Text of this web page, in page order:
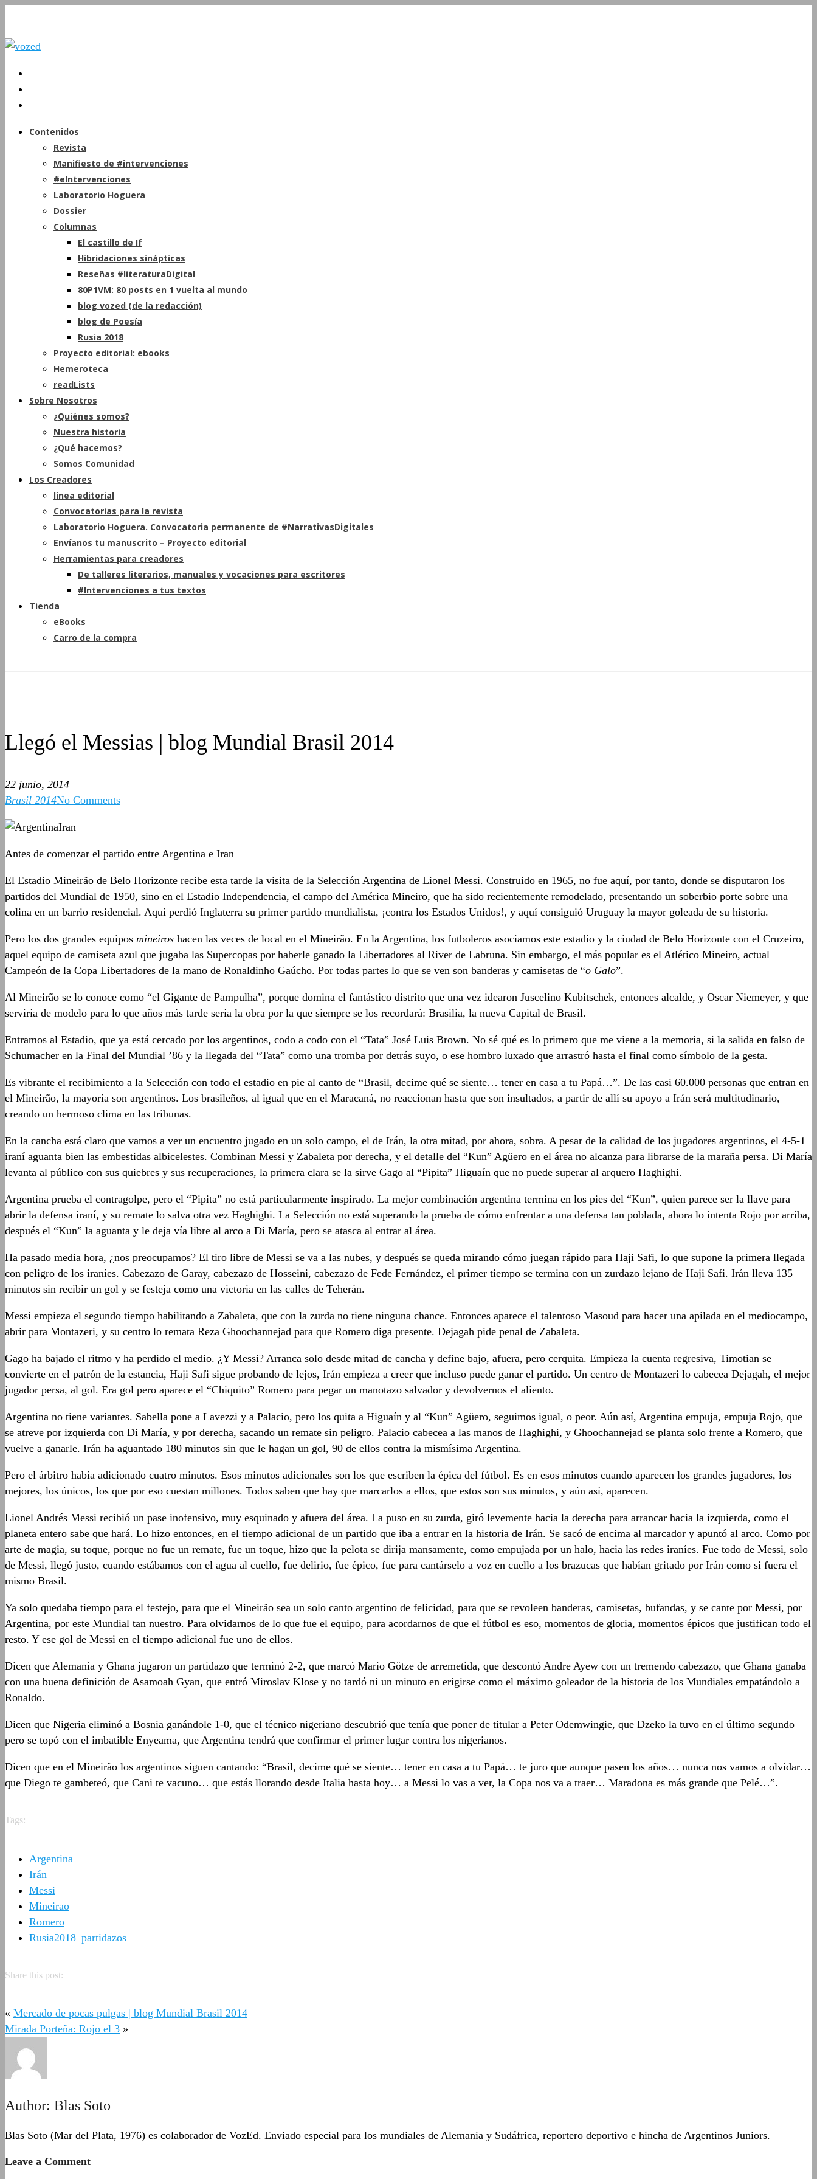
Contenidos
Revista
Manifiesto de #intervenciones
#eIntervenciones
Laboratorio Hoguera
Dossier
Columnas
El castillo de If
Hibridaciones sinápticas
Reseñas #literaturaDigital
80P1VM: 80 posts en 1 vuelta al mundo
blog vozed (de la redacción)
blog de Poesía
Rusia 2018
Proyecto editorial: ebooks
Hemeroteca
readLists
Sobre Nosotros
¿Quiénes somos?
Nuestra historia
¿Qué hacemos?
Somos Comunidad
Los Creadores
línea editorial
Convocatorias para la revista
Laboratorio Hoguera. Convocatoria permanente de #NarrativasDigitales
Envíanos tu manuscrito – Proyecto editorial
Herramientas para creadores
De talleres literarios, manuales y vocaciones para escritores
#Intervenciones a tus textos
Tienda
eBooks
Carro de la compra
Llegó el Messias | blog Mundial Brasil 2014
22 junio, 2014
Brasil 2014No Comments
Antes de comenzar el partido entre Argentina e Iran
El Estadio Mineirão de Belo Horizonte recibe esta tarde la visita de la Selección Argentina de Lionel Messi. Construido en 1965, no fue aquí, por tanto, donde se disputaron los
partidos del Mundial de 1950, sino en el Estadio Independencia, el campo del América Mineiro, que ha sido recientemente remodelado, presentando un soberbio porte sobre una
colina en un barrio residencial. Aquí perdió Inglaterra su primer partido mundialista, ¡contra los Estados Unidos!, y aquí consiguió Uruguay la mayor goleada de su historia.
Pero los dos grandes equipos mineiros hacen las veces de local en el Mineirão. En la Argentina, los futboleros asociamos este estadio y la ciudad de Belo Horizonte con el Cruzeiro,
aquel equipo de camiseta azul que jugaba las Supercopas por haberle ganado la Libertadores al River de Labruna. Sin embargo, el más popular es el Atlético Mineiro, actual
Campeón de la Copa Libertadores de la mano de Ronaldinho Gaúcho. Por todas partes lo que se ven son banderas y camisetas de “o Galo”.
Al Mineirão se lo conoce como “el Gigante de Pampulha”, porque domina el fantástico distrito que una vez idearon Juscelino Kubitschek, entonces alcalde, y Oscar Niemeyer, y que
serviría de modelo para lo que años más tarde sería la obra por la que siempre se los recordará: Brasilia, la nueva Capital de Brasil.
Entramos al Estadio, que ya está cercado por los argentinos, codo a codo con el “Tata” José Luis Brown. No sé qué es lo primero que me viene a la memoria, si la salida en falso de
Schumacher en la Final del Mundial ’86 y la llegada del “Tata” como una tromba por detrás suyo, o ese hombro luxado que arrastró hasta el final como símbolo de la gesta.
Es vibrante el recibimiento a la Selección con todo el estadio en pie al canto de “Brasil, decime qué se siente… tener en casa a tu Papá…”. De las casi 60.000 personas que entran en
el Mineirão, la mayoría son argentinos. Los brasileños, al igual que en el Maracaná, no reaccionan hasta que son insultados, a partir de allí su apoyo a Irán será multitudinario,
creando un hermoso clima en las tribunas.
En la cancha está claro que vamos a ver un encuentro jugado en un solo campo, el de Irán, la otra mitad, por ahora, sobra. A pesar de la calidad de los jugadores argentinos, el 4-5-1
iraní aguanta bien las embestidas albicelestes. Combinan Messi y Zabaleta por derecha, y el detalle del “Kun” Agüero en el área no alcanza para librarse de la maraña persa. Di María
levanta al público con sus quiebres y sus recuperaciones, la primera clara se la sirve Gago al “Pipita” Higuaín que no puede superar al arquero Haghighi.
Argentina prueba el contragolpe, pero el “Pipita” no está particularmente inspirado. La mejor combinación argentina termina en los pies del “Kun”, quien parece ser la llave para
abrir la defensa iraní, y su remate lo salva otra vez Haghighi. La Selección no está superando la prueba de cómo enfrentar a una defensa tan poblada, ahora lo intenta Rojo por arriba,
después el “Kun” la aguanta y le deja vía libre al arco a Di María, pero se atasca al entrar al área.
Ha pasado media hora, ¿nos preocupamos? El tiro libre de Messi se va a las nubes, y después se queda mirando cómo juegan rápido para Haji Safi, lo que supone la primera llegada
con peligro de los iraníes. Cabezazo de Garay, cabezazo de Hosseini, cabezazo de Fede Fernández, el primer tiempo se termina con un zurdazo lejano de Haji Safi. Irán lleva 135
minutos sin recibir un gol y se festeja como una victoria en las calles de Teherán.
Messi empieza el segundo tiempo habilitando a Zabaleta, que con la zurda no tiene ninguna chance. Entonces aparece el talentoso Masoud para hacer una apilada en el mediocampo,
abrir para Montazeri, y su centro lo remata Reza Ghoochannejad para que Romero diga presente. Dejagah pide penal de Zabaleta.
Gago ha bajado el ritmo y ha perdido el medio. ¿Y Messi? Arranca solo desde mitad de cancha y define bajo, afuera, pero cerquita. Empieza la cuenta regresiva, Timotian se
convierte en el patrón de la estancia, Haji Safi sigue probando de lejos, Irán empieza a creer que incluso puede ganar el partido. Un centro de Montazeri lo cabecea Dejagah, el mejor
jugador persa, al gol. Era gol pero aparece el “Chiquito” Romero para pegar un manotazo salvador y devolvernos el aliento.
Argentina no tiene variantes. Sabella pone a Lavezzi y a Palacio, pero los quita a Higuaín y al “Kun” Agüero, seguimos igual, o peor. Aún así, Argentina empuja, empuja Rojo, que
se atreve por izquierda con Di María, y por derecha, sacando un remate sin peligro. Palacio cabecea a las manos de Haghighi, y Ghoochannejad se planta solo frente a Romero, que
vuelve a ganarle. Irán ha aguantado 180 minutos sin que le hagan un gol, 90 de ellos contra la mismísima Argentina.
Pero el árbitro había adicionado cuatro minutos. Esos minutos adicionales son los que escriben la épica del fútbol. Es en esos minutos cuando aparecen los grandes jugadores, los
mejores, los únicos, los que por eso cuestan millones. Todos saben que hay que marcarlos a ellos, que estos son sus minutos, y aún así, aparecen.
Lionel Andrés Messi recibió un pase inofensivo, muy esquinado y afuera del área. La puso en su zurda, giró levemente hacia la derecha para arrancar hacia la izquierda, como el
planeta entero sabe que hará. Lo hizo entonces, en el tiempo adicional de un partido que iba a entrar en la historia de Irán. Se sacó de encima al marcador y apuntó al arco. Como por
arte de magia, su toque, porque no fue un remate, fue un toque, hizo que la pelota se dirija mansamente, como empujada por un halo, hacia las redes iraníes. Fue todo de Messi, solo
de Messi, llegó justo, cuando estábamos con el agua al cuello, fue delirio, fue épico, fue para cantárselo a voz en cuello a los brazucas que habían gritado por Irán como si fuera el
mismo Brasil.
Ya solo quedaba tiempo para el festejo, para que el Mineirão sea un solo canto argentino de felicidad, para que se revoleen banderas, camisetas, bufandas, y se cante por Messi, por
Argentina, por este Mundial tan nuestro. Para olvidarnos de lo que fue el equipo, para acordarnos de que el fútbol es eso, momentos de gloria, momentos épicos que justifican todo el
resto. Y ese gol de Messi en el tiempo adicional fue uno de ellos.
Dicen que Alemania y Ghana jugaron un partidazo que terminó 2-2, que marcó Mario Götze de arremetida, que descontó Andre Ayew con un tremendo cabezazo, que Ghana ganaba
con una buena definición de Asamoah Gyan, que entró Miroslav Klose y no tardó ni un minuto en erigirse como el máximo goleador de la historia de los Mundiales empatándolo a
Ronaldo.
Dicen que Nigeria eliminó a Bosnia ganándole 1-0, que el técnico nigeriano descubrió que tenía que poner de titular a Peter Odemwingie, que Dzeko la tuvo en el último segundo
pero se topó con el imbatible Enyeama, que Argentina tendrá que confirmar el primer lugar contra los nigerianos.
Dicen que en el Mineirão los argentinos siguen cantando: “Brasil, decime qué se siente… tener en casa a tu Papá… te juro que aunque pasen los años… nunca nos vamos a olvidar…
que Diego te gambeteó, que Cani te vacuno… que estás llorando desde Italia hasta hoy… a Messi lo vas a ver, la Copa nos va a traer… Maradona es más grande que Pelé…”.
Tags:
Argentina
Irán
Messi
Mineirao
Romero
Rusia2018_partidazos
Share this post:
« Mercado de pocas pulgas | blog Mundial Brasil 2014
Mirada Porteña: Rojo el 3 »
Author: Blas Soto
Blas Soto (Mar del Plata, 1976) es colaborador de VozEd. Enviado especial para los mundiales de Alemania y Sudáfrica, reportero deportivo e hincha de Argentinos Juniors.
Leave a Comment